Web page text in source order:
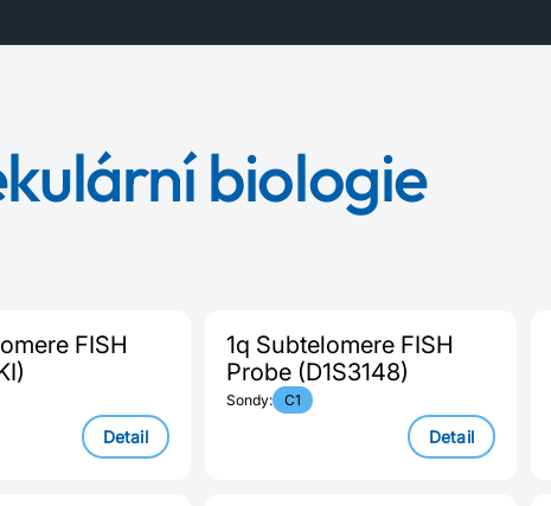
biologie
FISH
Detail
1q Subtelomere FISH
Probe (D1S3148)
Sondy: C1
Detail